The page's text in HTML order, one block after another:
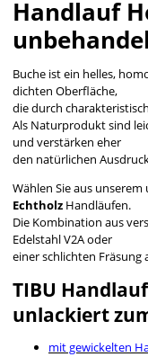
Handlauf
Buche ist ein helles,
dichten Oberfläche,
die durch
Als Naturprodukt sind
und verstärken eher
den natürlichen
Wählen Sie aus
Echtholz Handläufen.
Die Kombination aus
Edelstahl V2A oder
einer schlichten Fräsung
TIBU
unlackiert
mit gewickelten